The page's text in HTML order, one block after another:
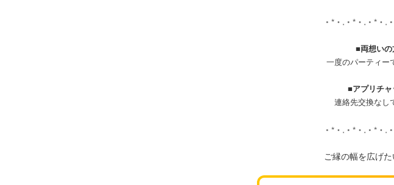
■両想いの
一度のパーティー
■アプリチャ
連絡先交換なし
ご縁の幅を広げ